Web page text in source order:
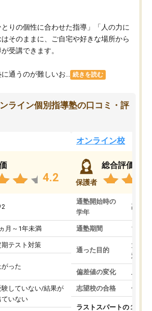
とりの個性に合わせた指導」「人の力に
そのままに、ご自宅や好きな場所から
受講できます。
通うのが難しいお... 続きを読む
ライン個別指導塾の口コミ・評
4.2
2
月～1年未満
期テスト対策
がった
験していない/結果が
ていない
オンライン校
保護者
総合評価
通塾開始時の
学年
高3
通塾期間 1～3
通った目的
大学
対策
偏差値の変化 上が
志望校の合格 合格
ラストスパートの１か月